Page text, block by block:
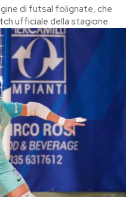
di futsal folignate, che
ufficiale della stagione